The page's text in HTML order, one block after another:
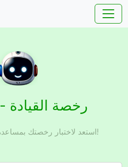
iFahrer - رخصة القيادة
استعد لاختبار رخصتك بمساعدة الذكاء الاصطناعي!